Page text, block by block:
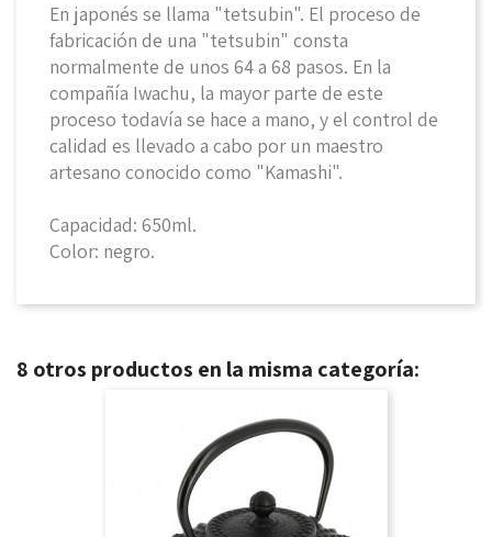
En japonés se llama "tetsubin". El proceso de
fabricación de una "tetsubin" consta
normalmente de unos 64 a 68 pasos. En la
compañía Iwachu, la mayor parte de este
proceso todavía se hace a mano, y el control de
calidad es llevado a cabo por un maestro
artesano conocido como "Kamashi".
Capacidad: 650ml.
Color: negro.
8 otros productos en la misma categoría: